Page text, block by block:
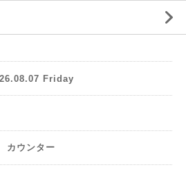
Friday
カウンター